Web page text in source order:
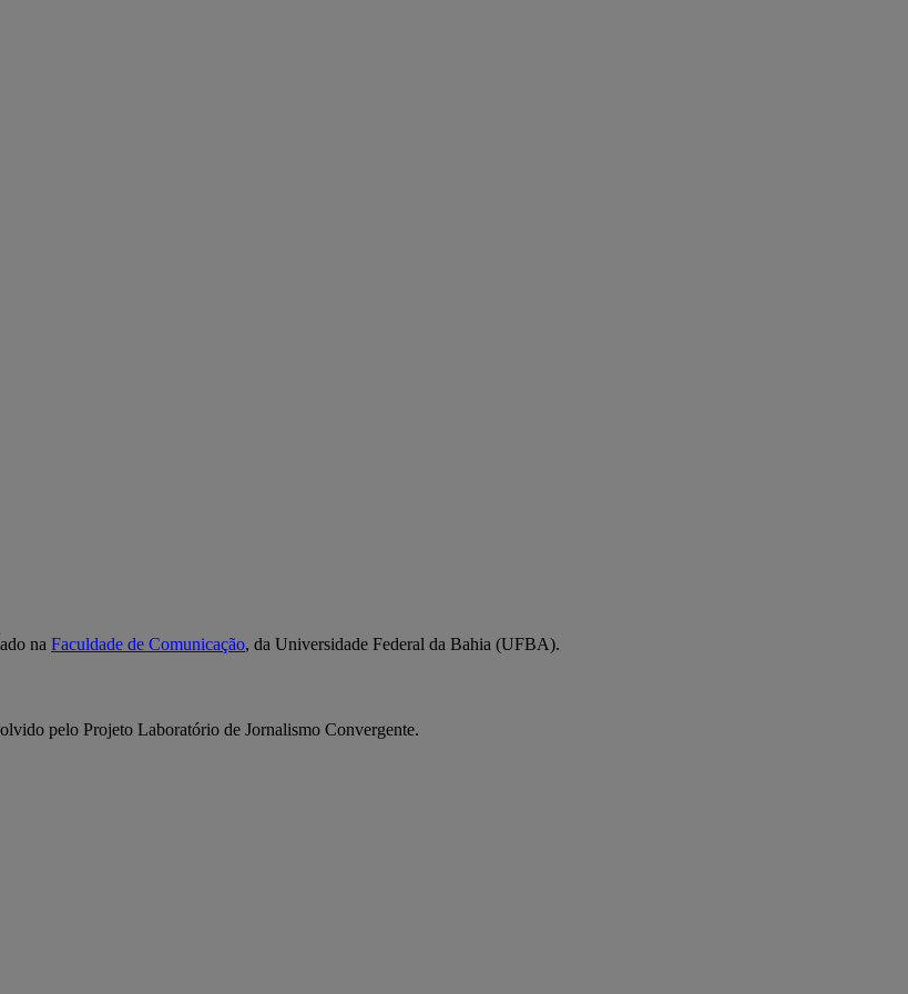
na Faculdade de Comunicação, da Universidade Federal da Bahia (UFBA).
pelo Projeto Laboratório de Jornalismo Convergente.